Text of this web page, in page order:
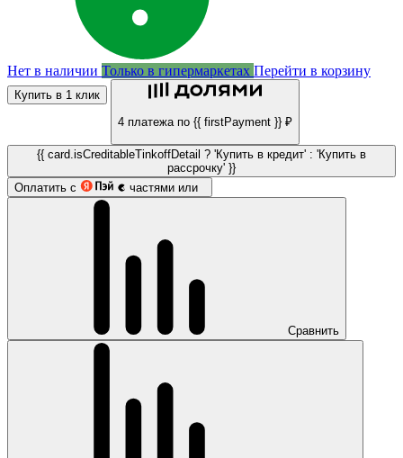
Нет в наличии Только в гипермаркетах Перейти в корзину
Купить в 1 клик
4 платежа по {{ firstPayment }} ₽
{{ card.isCreditableTinkoffDetail ? 'Купить в кредит' : 'Купить в
рассрочку' }}
Оплатить с
частями или
Сравнить